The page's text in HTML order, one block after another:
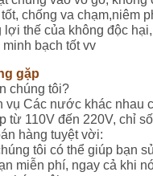
chống va chạm,niêm
thế của không độc
bạch tốt vv
gặp
chúng tôi?
vụ Các nước khác nhau
từ 110V đến 220V, chỉ
hàng tuyệt vời:
tôi có thể giúp bạn
miễn phí, ngay cả khi